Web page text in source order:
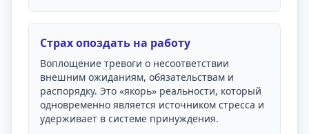
Страх опоздать на работу
Воплощение тревоги о несоответствии
внешним ожиданиям, обязательствам и
распорядку. Это «якорь» реальности, который
одновременно является источником стресса и
удерживает в системе принуждения.